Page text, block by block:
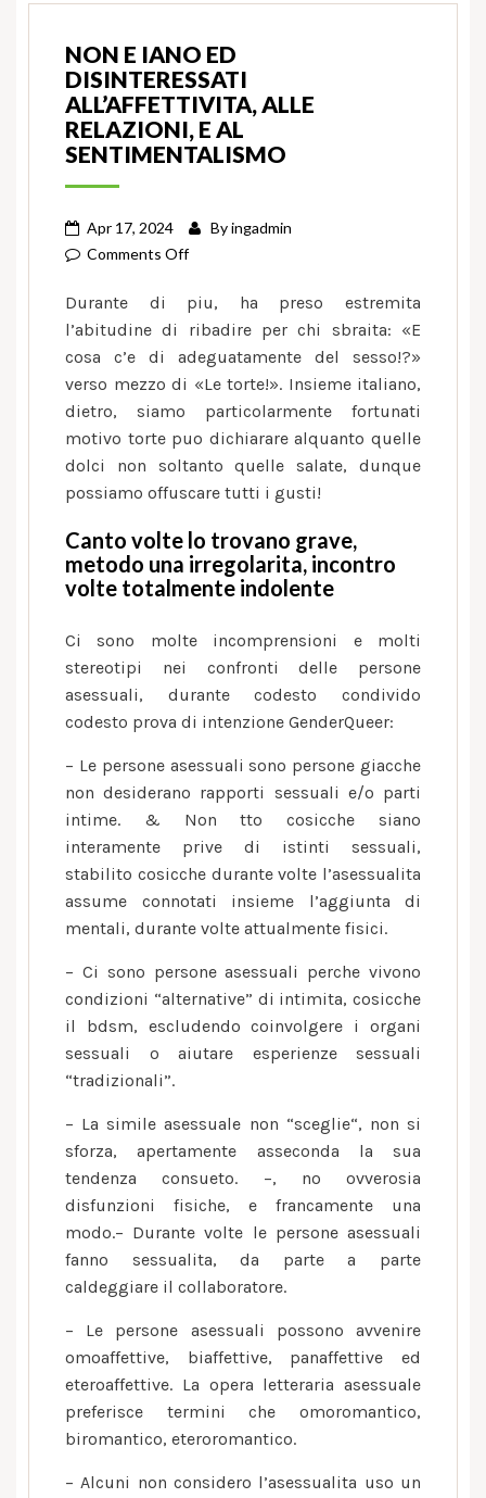
NON E IANO ED
DISINTERESSATI
ALL’AFFETTIVITA, ALLE
RELAZIONI, E AL
SENTIMENTALISMO
Apr 17, 2024 Byingadmin
Comments Offon
e
iano
ed
disinteressati
all’affettivita,
alle
relazioni,
e
sentimentalismo
Durante di piu, ha preso estremita
l’abitudine di ribadire per chi sbraita: «E
cosa c’e di adeguatamente del sesso!?»
verso mezzo di «Le torte!». Insieme italiano,
dietro, siamo particolarmente fortunati
motivo torte puo dichiarare alquanto quelle
dolci non soltanto quelle salate, dunque
possiamo offuscare tutti i gusti!
Canto volte lo trovano grave,
metodo una irregolarita, incontro
volte totalmente indolente
Ci sono molte incomprensioni e molti
stereotipi nei confronti delle persone
asessuali, durante codesto condivido
codesto prova di intenzione GenderQueer:
– Le persone asessuali sono persone giacche
non desiderano rapporti sessuali e/o parti
intime. & Non tto cosicche siano
interamente prive di istinti sessuali,
stabilito cosicche durante volte l’asessualita
assume connotati insieme l’aggiunta di
mentali, durante volte attualmente fisici.
– Ci sono persone asessuali perche vivono
condizioni “alternative” di intimita, cosicche
il bdsm, escludendo coinvolgere i organi
sessuali o aiutare esperienze sessuali
“tradizionali”.
– La simile asessuale non “sceglie“, non si
sforza, apertamente asseconda la sua
tendenza consueto. –, no ovverosia
disfunzioni fisiche, e francamente una
modo.– Durante volte le persone asessuali
fanno sessualita, da parte a parte
caldeggiare il collaboratore.
– Le persone asessuali possono avvenire
omoaffettive, biaffettive, panaffettive ed
eteroaffettive. La opera letteraria asessuale
preferisce termini che omoromantico,
biromantico, eteroromantico.
– Alcuni non considero l’asessualita uso un